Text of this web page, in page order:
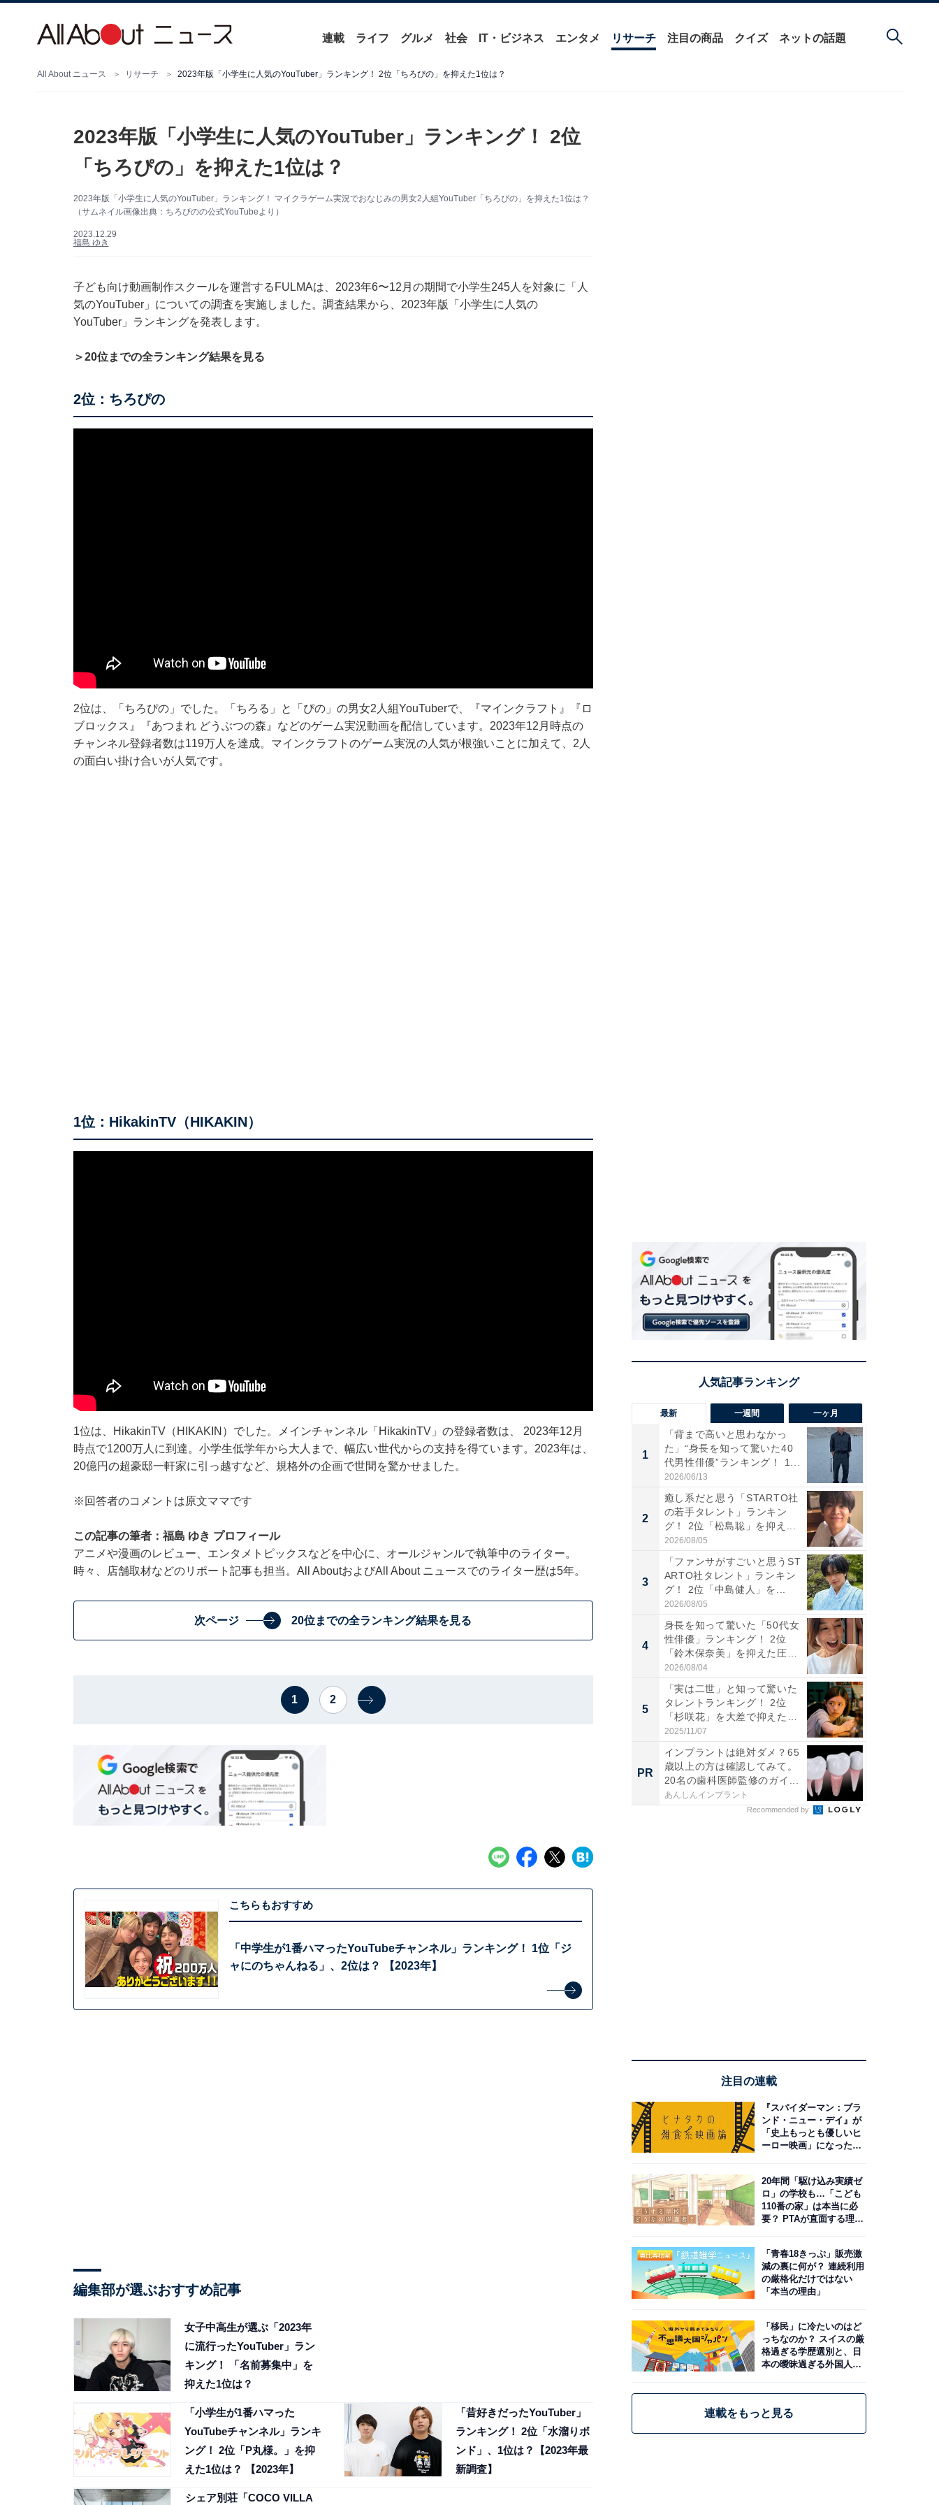
連載 ライフ グルメ 社会 IT・ビジネス エンタメ リサーチ 注目の商品 クイズ ネットの話題
All About ニュース リサーチ 2023年版「小学生に人気のYouTuber」ランキング！ 2位「ちろぴの」を抑えた1位は？
2023年版「小学生に人気のYouTuber」ランキング！ 2位
「ちろぴの」を抑えた1位は？
2023年版「小学生に人気のYouTuber」ランキング！ マイクラゲーム実況でおなじみの男女2人組YouTuber「ちろぴの」を抑えた1位は？
（サムネイル画像出典：ちろぴのの公式YouTubeより）
2023.12.29
福島 ゆき
子ども向け動画制作スクールを運営するFULMAは、2023年6〜12月の期間で小学生245人を対象に「人
気のYouTuber」についての調査を実施しました。調査結果から、2023年版「小学生に人気の
YouTuber」ランキングを発表します。
＞20位までの全ランキング結果を見る
2位：ちろぴの
2位は、「ちろぴの」でした。「ちろる」と「ぴの」の男女2人組YouTuberで、『マインクラフト』『ロ
ブロックス』『あつまれ どうぶつの森』などのゲーム実況動画を配信しています。2023年12月時点の
チャンネル登録者数は119万人を達成。マインクラフトのゲーム実況の人気が根強いことに加えて、2人
の面白い掛け合いが人気です。
1位：HikakinTV（HIKAKIN）
1位は、HikakinTV（HIKAKIN）でした。メインチャンネル「HikakinTV」の登録者数は、 2023年12月
時点で1200万人に到達。小学生低学年から大人まで、幅広い世代からの支持を得ています。2023年は、
20億円の超豪邸一軒家に引っ越すなど、規格外の企画で世間を驚かせました。
※回答者のコメントは原文ママです
この記事の筆者：福島 ゆき プロフィール
アニメや漫画のレビュー、エンタメトピックスなどを中心に、オールジャンルで執筆中のライター。
時々、店舗取材などのリポート記事も担当。All AboutおよびAll About ニュースでのライター歴は5年。
次ページ 20位までの全ランキング結果を見る
1 2
こちらもおすすめ
「中学生が1番ハマったYouTubeチャンネル」ランキング！ 1位「ジ
ャにのちゃんねる」、2位は？ 【2023年】
編集部が選ぶおすすめ記事
女子中高生が選ぶ「2023年
に流行ったYouTuber」ラン
キング！ 「名前募集中」を
抑えた1位は？
「小学生が1番ハマった
YouTubeチャンネル」ランキ
ング！ 2位「P丸様。」を抑
えた1位は？ 【2023年】
「昔好きだったYouTuber」
ランキング！ 2位「水溜りボ
ンド」、1位は？【2023年最
新調査】
シェア別荘「COCO VILLA
最新 一週間 一ヶ月
1
「背まで高いと思わなかっ
た」“身長を知って驚いた40
代男性俳優”ランキング！ 1...
2026/06/13
2
癒し系だと思う「STARTO社
の若手タレント」ランキン
グ！ 2位「松島聡」を抑え...
2026/08/05
3
「ファンサがすごいと思うST
ARTO社タレント」ランキン
グ！ 2位「中島健人」を...
2026/08/05
4
身長を知って驚いた「50代女
性俳優」ランキング！ 2位
「鈴木保奈美」を抑えた圧
倒...
2026/08/04
5
「実は二世」と知って驚いた
タレントランキング！ 2位
「杉咲花」を大差で抑えた1
位...
2025/11/07
PR
インプラントは絶対ダメ？65
歳以上の方は確認してみて。
20名の歯科医師監修のガイ...
あんしんインプラント
Recommended by
注目の連載
『スパイダーマン：ブラ
ンド・ニュー・デイ』が
「史上もっとも優しいヒ
ーロー映画」になった理
20年間「駆け込み実績ゼ
ロ」の学校も…「こども
110番の家」は本当に必
要？ PTAが直面する理想
「青春18きっぷ」販売激
減の裏に何が？ 連続利用
の厳格化だけではない
「本当の理由」
「移民」に冷たいのはど
っちなのか？ スイスの厳
格過ぎる学歴選別と、日
本の曖昧過ぎる外国人政
連載をもっと見る